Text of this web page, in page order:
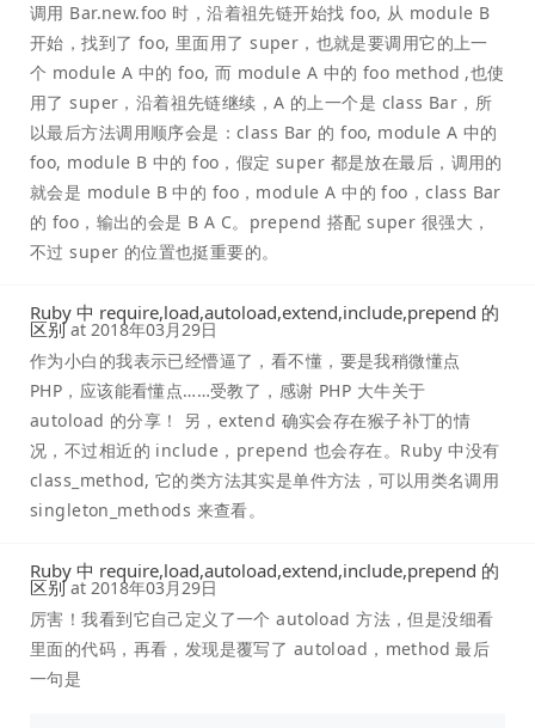
调用 Bar.new.foo 时，沿着祖先链开始找 foo, 从 module B
开始，找到了 foo, 里面用了 super，也就是要调用它的上一
个 module A 中的 foo, 而 module A 中的 foo method ,也使
用了 super，沿着祖先链继续，A 的上一个是 class Bar，所
以最后方法调用顺序会是：class Bar 的 foo, module A 中的
foo, module B 中的 foo，假定 super 都是放在最后，调用的
就会是 module B 中的 foo，module A 中的 foo，class Bar
的 foo，输出的会是 B A C。prepend 搭配 super 很强大，
不过 super 的位置也挺重要的。
Ruby 中 require,load,autoload,extend,include,prepend 的
区别 at 2018年03月29日
作为小白的我表示已经懵逼了，看不懂，要是我稍微懂点
PHP，应该能看懂点……受教了，感谢 PHP 大牛关于
autoload 的分享！ 另，extend 确实会存在猴子补丁的情
况，不过相近的 include，prepend 也会存在。Ruby 中没有
class_method, 它的类方法其实是单件方法，可以用类名调用
singleton_methods 来查看。
Ruby 中 require,load,autoload,extend,include,prepend 的
区别 at 2018年03月29日
厉害！我看到它自己定义了一个 autoload 方法，但是没细看
里面的代码，再看，发现是覆写了 autoload，method 最后
一句是